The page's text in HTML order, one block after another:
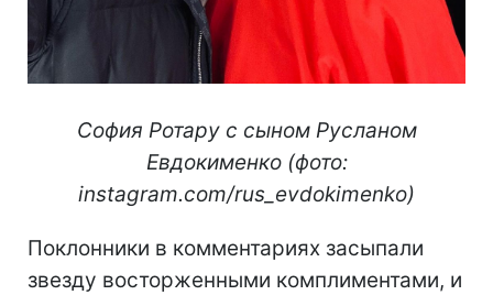
София Ротару с сыном Русланом
Евдокименко (фото:
instagram.com/rus_evdokimenko)
Поклонники в комментариях засыпали
звезду восторженными комплиментами, и